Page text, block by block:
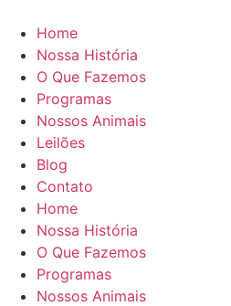
para
conteúdo
Home
Nossa História
O Que Fazemos
Programas
Nossos Animais
Leilões
Blog
Contato
Home
Nossa História
O Que Fazemos
Programas
Nossos Animais